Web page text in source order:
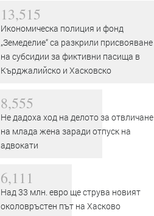
13,515
Икономическа полиция и фонд
„Земеделие“ са разкрили присвояване
на субсидии за фиктивни пасища в
Кърджалийско и Хасковско
8,555
Не дадоха ход на делото за отвличане
на млада жена заради отпуск на
адвокати
6,111
Над 33 млн. евро ще струва новият
околовръстен път на Хасково